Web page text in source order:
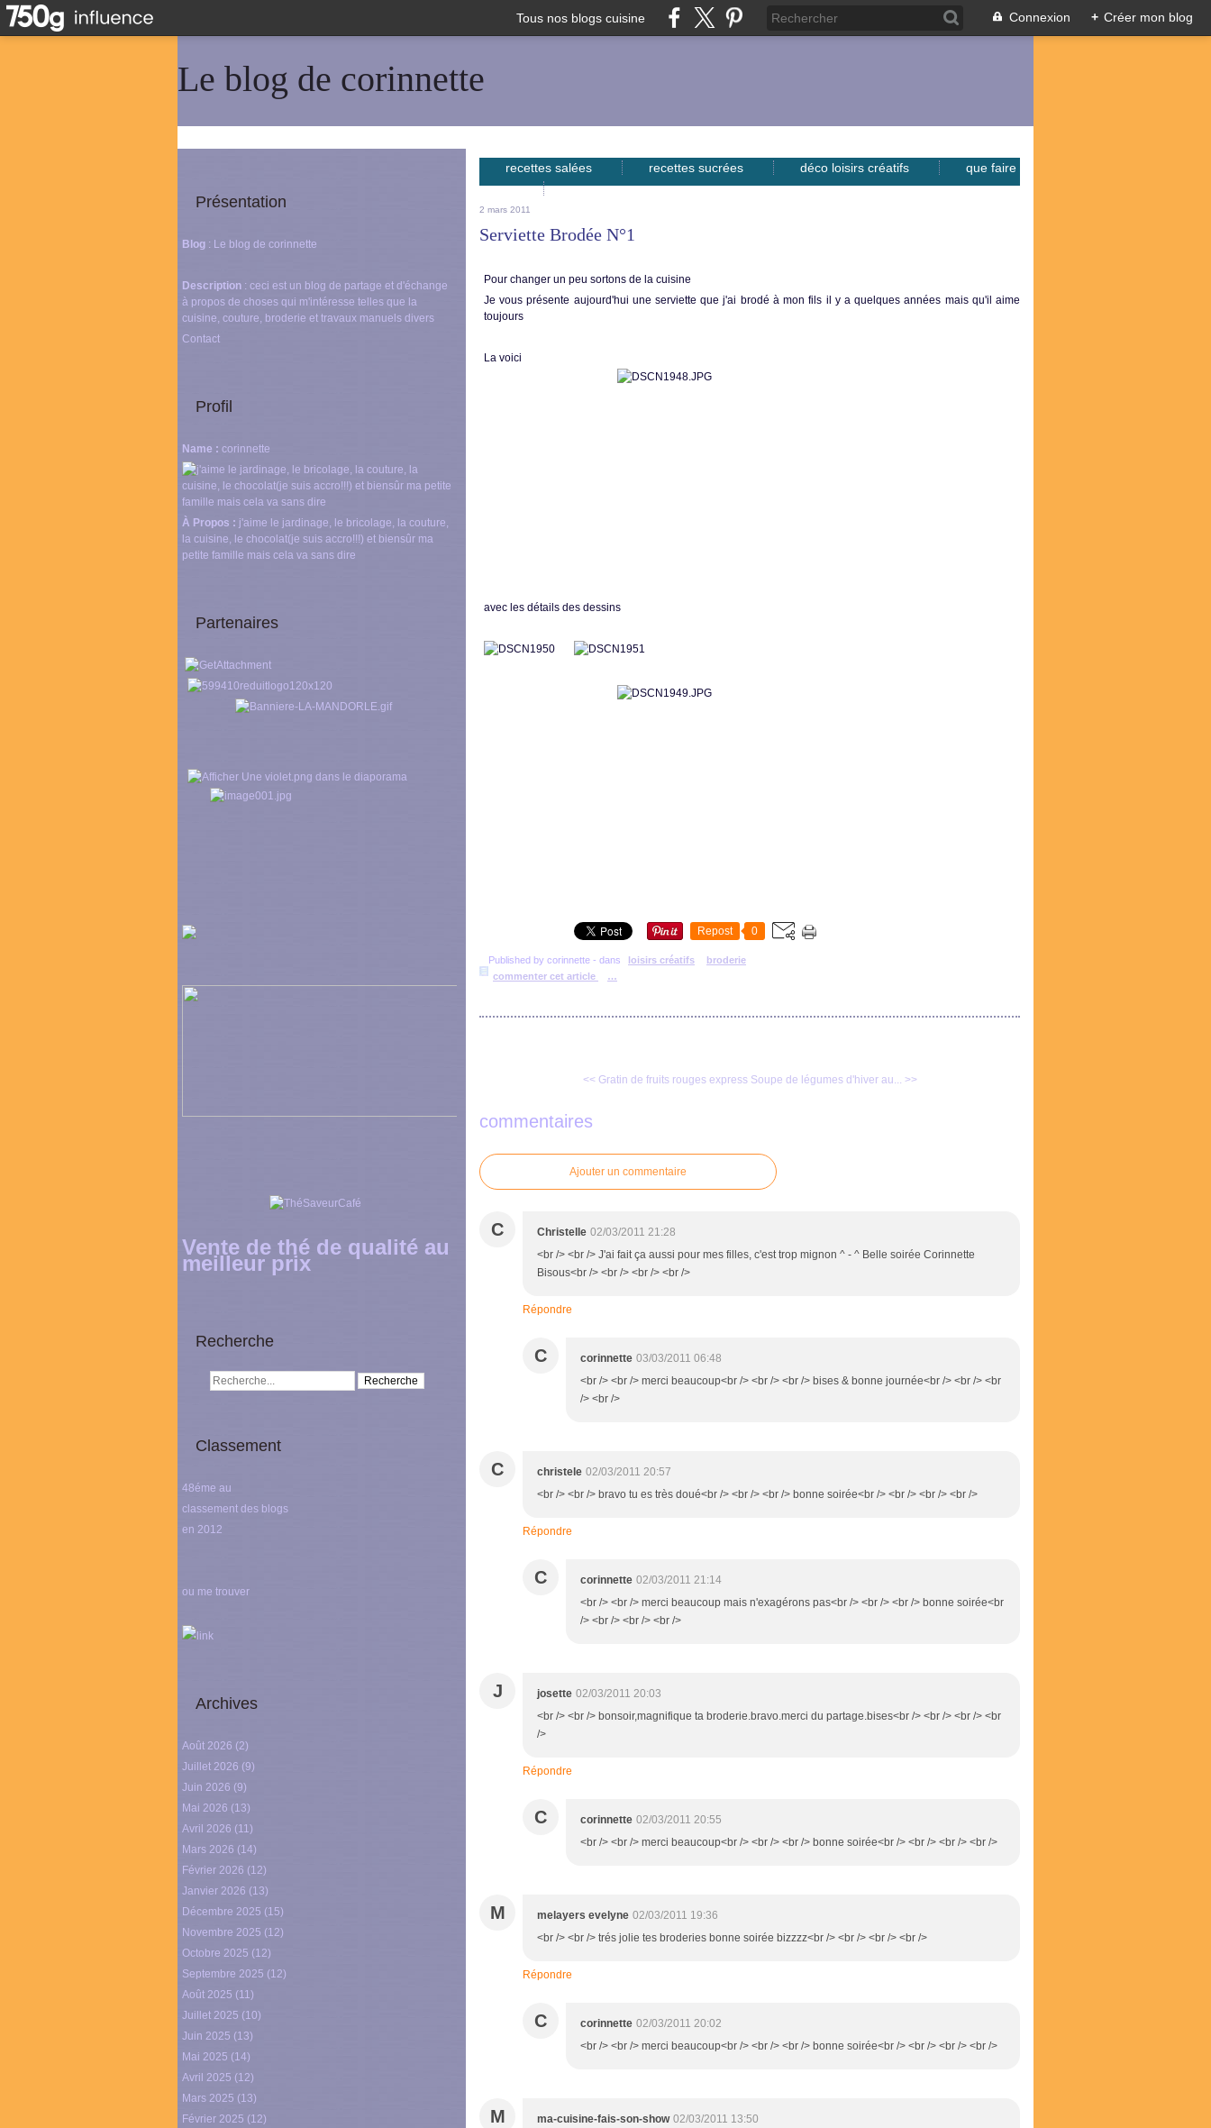
Tous nos blogs cuisine Connexion + Créer mon blog
Le blog de corinnette
Présentation
Blog : Le blog de corinnette
Description : ceci est un blog de partage et d'échange
à propos de choses qui m'intéresse telles que la
cuisine, couture, broderie et travaux manuels divers
Contact
Profil
Name : corinnette
À Propos : j'aime le jardinage, le bricolage, la couture,
la cuisine, le chocolat(je suis accro!!!) et biensûr ma
petite famille mais cela va sans dire
Partenaires
Vente de thé de qualité au
meilleur prix
Recherche
Classement
48éme au
classement des blogs
en 2012
ou me trouver
link
Archives
Août 2026 (2)
Juillet 2026 (9)
Juin 2026 (9)
Mai 2026 (13)
Avril 2026 (11)
Mars 2026 (14)
Février 2026 (12)
Janvier 2026 (13)
Décembre 2025 (15)
Novembre 2025 (12)
Octobre 2025 (12)
Septembre 2025 (12)
Août 2025 (11)
Juillet 2025 (10)
Juin 2025 (13)
Mai 2025 (14)
Avril 2025 (12)
Mars 2025 (13)
Février 2025 (12)
recettes salées recettes sucrées déco loisirs créatifs
que faire
avec...
2 mars 2011
Serviette Brodée N°1
Pour changer un peu sortons de la cuisine
Je vous présente aujourd'hui une serviette que j'ai brodé à mon fils il y a quelques années mais qu'il aime
toujours
La voici
avec les détails des dessins
Repost 0
Published by corinnette - dans loisirs créatifs
broderie
commenter cet article
…
<< Gratin de fruits rouges express Soupe de légumes d'hiver au... >>
commentaires
Ajouter un commentaire
C Christelle 02/03/2011 21:28
<br /> <br /> J'ai fait ça aussi pour mes filles, c'est trop mignon ^ - ^ Belle soirée Corinnette
Bisous<br /> <br /> <br /> <br />
Répondre
C corinnette 03/03/2011 06:48
<br /> <br /> merci beaucoup<br /> <br /> <br /> bises & bonne journée<br /> <br /> <br
/> <br />
C christele 02/03/2011 20:57
<br /> <br /> bravo tu es très doué<br /> <br /> <br /> bonne soirée<br /> <br /> <br /> <br />
Répondre
C corinnette 02/03/2011 21:14
<br /> <br /> merci beaucoup mais n'exagérons pas<br /> <br /> <br /> bonne soirée<br
/> <br /> <br /> <br />
J josette 02/03/2011 20:03
<br /> <br /> bonsoir,magnifique ta broderie.bravo.merci du partage.bises<br /> <br /> <br /> <br
/>
Répondre
C corinnette 02/03/2011 20:55
<br /> <br /> merci beaucoup<br /> <br /> <br /> bonne soirée<br /> <br /> <br /> <br />
M melayers evelyne 02/03/2011 19:36
<br /> <br /> trés jolie tes broderies bonne soirée bizzzz<br /> <br /> <br /> <br />
Répondre
C corinnette 02/03/2011 20:02
<br /> <br /> merci beaucoup<br /> <br /> <br /> bonne soirée<br /> <br /> <br /> <br />
M ma-cuisine-fais-son-show 02/03/2011 13:50